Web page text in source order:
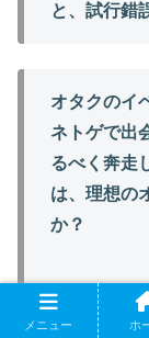
と、試行錯
オタクのイ
ネトゲで出
るべく奔走
は、理想の
か？
メニュー ホ